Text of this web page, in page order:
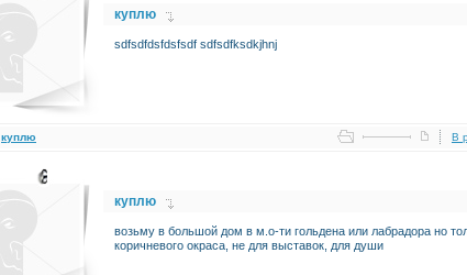
куплю
sdfsdfdsfdsfsdf sdfsdfksdkjhnj
куплю В
куплю
возьму в большой дом в м.о-ти гольдена или лабрадора но
коричневого окраса, не для выставок, для души